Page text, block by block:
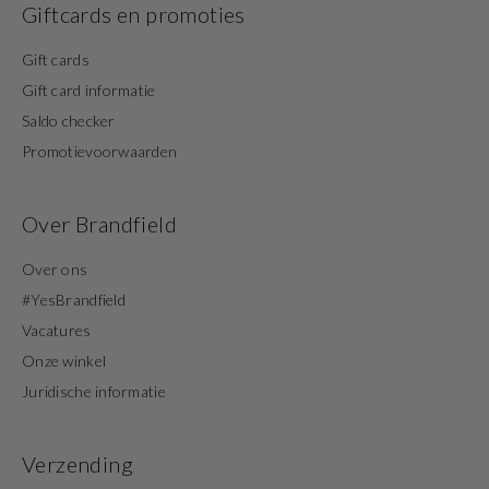
Giftcards en promoties
Gift cards
Gift card informatie
Saldo checker
Promotievoorwaarden
Over Brandfield
Over ons
#YesBrandfield
Vacatures
Onze winkel
Juridische informatie
Verzending